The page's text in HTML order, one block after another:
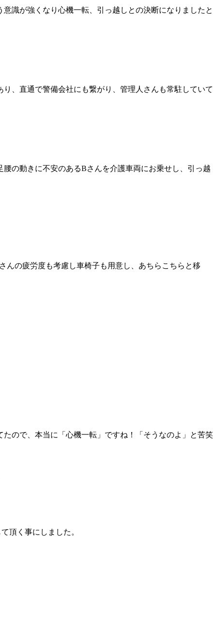
識が強くなり心機一転、引っ越しとの決断になりましたと
、直通で警備会社にも繋がり、管理人さんも常駐していて
の動きに不安のあるBさんを介護車両にお乗せし、引っ越
んの疲労度も考慮し車椅子も用意し、あちらこちらと移
ので、本当に「心機一転」ですね！「そうなのよ」と苦笑
頂く事にしました。